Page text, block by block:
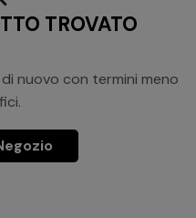
TROVATO
nuovo con termini meno